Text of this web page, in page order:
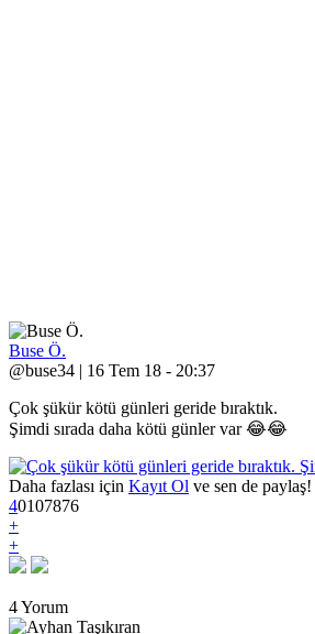
Buse Ö.
@buse34 | 16 Tem 18 - 20:37
Çok şükür kötü günleri geride bıraktık.
Şimdi sırada daha kötü günler var 😂😂
Daha fazlası için Kayıt Ol ve sen de paylaş!
40107876
+
+
4 Yorum